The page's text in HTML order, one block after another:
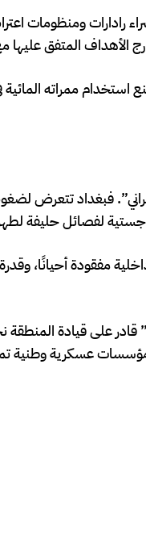
مبالغ ضخمة لشراء
الأهداف المتفق عليها
استخدام ممراته
فبغداد تتعرض
لفصائل حليفة
مفقودة أحيانًا،
على قيادة المنطقة
عسكرية وطنية